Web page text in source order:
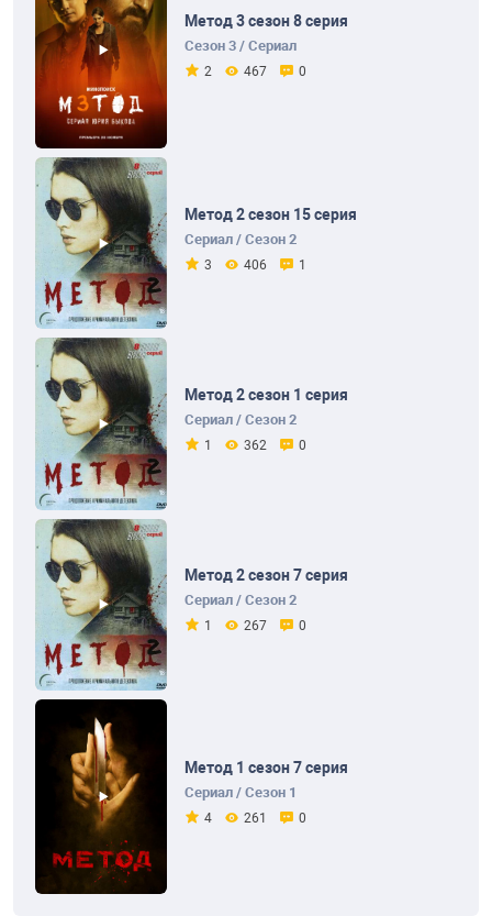
Метод 3 сезон 8 серия
Сезон 3 / Сериал
2 467 0
Метод 2 сезон 15 серия
Сериал / Сезон 2
3 406 1
Метод 2 сезон 1 серия
Сериал / Сезон 2
1 362 0
Метод 2 сезон 7 серия
Сериал / Сезон 2
1 267 0
Метод 1 сезон 7 серия
Сериал / Сезон 1
4 261 0